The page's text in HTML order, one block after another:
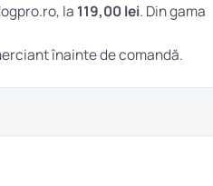
la 119,00 lei. Din gama
înainte de comandă.